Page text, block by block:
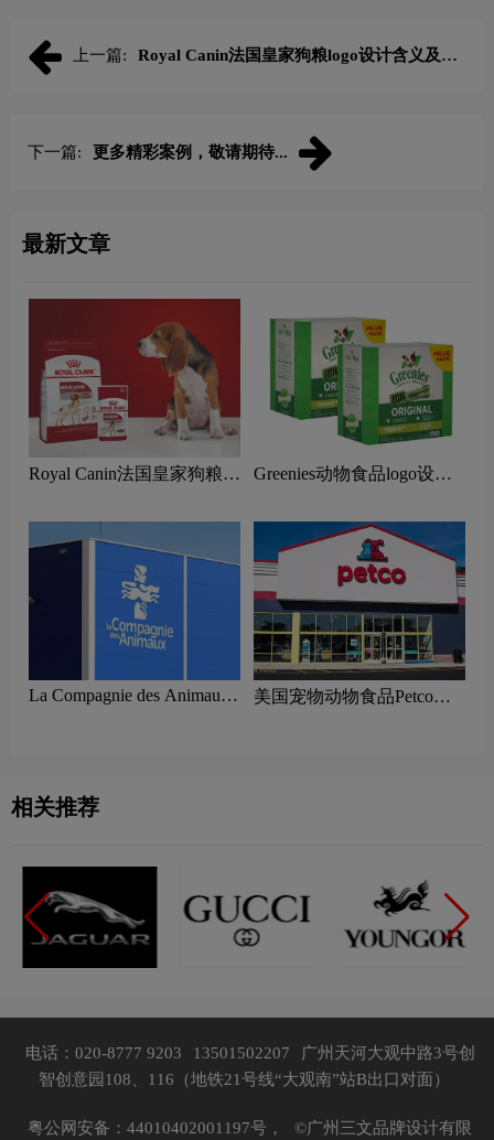
上一篇:
Royal Canin法国皇家狗粮logo设计含义及动
下一篇: 更多精彩案例，敬请期待...
最新文章
Royal Canin法国皇家狗粮
牌设计理念
Greenies动物食品logo设计
念
La Compagnie des Animaux
美国宠物动物食品Petco换
相关推荐
电话：020-8777 9203 13501502207
广州天河大观中路3号创
智创意园108、116（地铁21号线“大观南”站B出口对面）
粤公网安备：44010402001197号， ©广州三文品牌设计有限